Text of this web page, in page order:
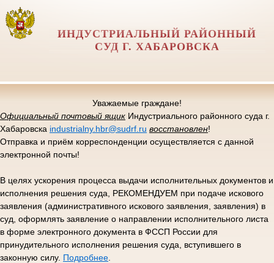
ИНДУСТРИАЛЬНЫЙ РАЙОННЫЙ
СУД Г. ХАБАРОВСКА
Уважаемые граждане!
Официальный почтовый ящик Индустриального районного суда г.
Хабаровска industrialny.hbr@sudrf.ru восстановлен!
Отправка и приём корреспонденции осуществляется с данной
электронной почты!
В целях ускорения процесса выдачи исполнительных документов и
исполнения решения суда, РЕКОМЕНДУЕМ при подаче искового
заявления (административного искового заявления, заявления) в
суд, оформлять заявление о направлении исполнительного листа
в форме электронного документа в ФССП России для
принудительного исполнения решения суда, вступившего в
законную силу. Подробнее